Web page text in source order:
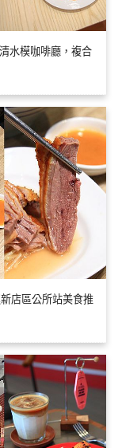
水模咖啡廳，複合
店區公所站美食推